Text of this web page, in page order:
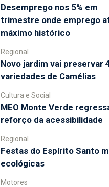
Desemprego nos 5% em
trimestre onde emprego
máximo histórico
Regional
Novo jardim vai preservar
variedades de Camélias
Cultura e Social
MEO Monte Verde
reforço da acessibilidade
Regional
Festas do Espírito Santo
ecológicas
Motores